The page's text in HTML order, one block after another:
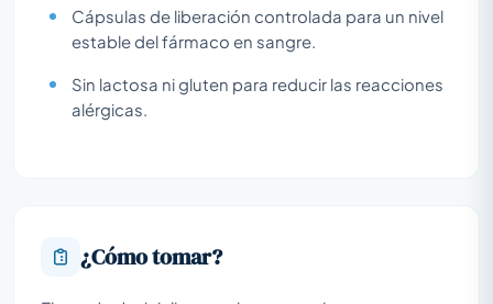
Cápsulas de liberación controlada para un nivel
estable del fármaco en sangre.
Sin lactosa ni gluten para reducir las reacciones
alérgicas.
¿Cómo tomar?